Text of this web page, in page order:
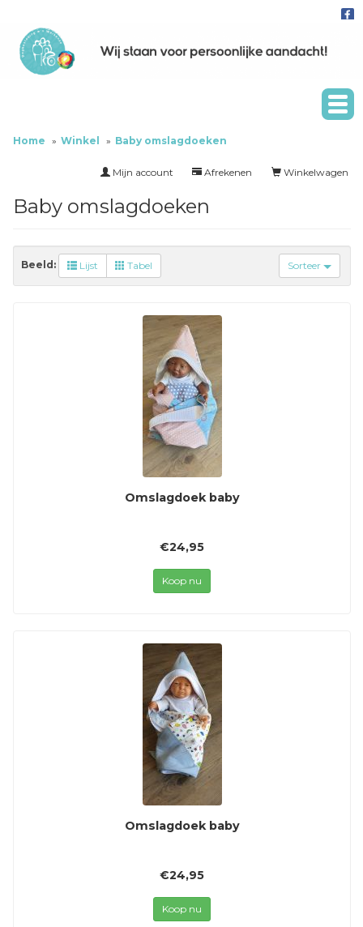
Home Winkel Baby omslagdoeken
Winkelwagen
Afrekenen
Mijn account
Baby omslagdoeken
Sorteer
Beeld: Lijst Tabel
Omslagdoek baby
€24,95
Koop nu
Omslagdoek baby
€24,95
Koop nu